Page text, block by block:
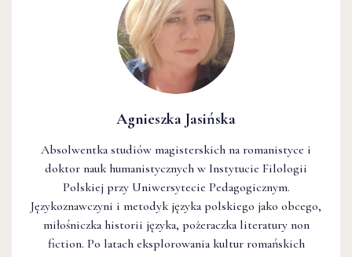
Agnieszka Jasińska
Absolwentka studiów magisterskich na romanistyce i
doktor nauk humanistycznych w Instytucie Filologii
Polskiej przy Uniwersytecie Pedagogicznym.
Językoznawczyni i metodyk języka polskiego jako obcego,
miłośniczka historii języka, pożeraczka literatury non
fiction. Po latach eksplorowania kultur romańskich